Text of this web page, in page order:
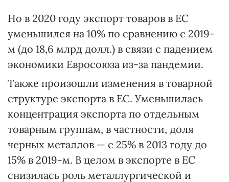
Но в 2020 году экспорт товаров в ЕС
уменьшился на 10% по сравнению с 2019-
м (до 18,6 млрд долл.) в связи с падением
экономики Евросоюза из-за пандемии.
Также произошли изменения в товарной
структуре экспорта в ЕС. Уменьшилась
концентрация экспорта по отдельным
товарным группам, в частности, доля
черных металлов — с 25% в 2013 году до
15% в 2019-м. В целом в экспорте в ЕС
снизилась роль металлургической и